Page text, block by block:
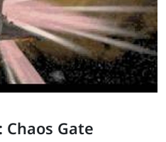
Chaos Gate